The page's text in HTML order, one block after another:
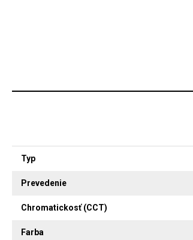
Typ
Prevedenie
Chromatickosť (CCT)
Farba